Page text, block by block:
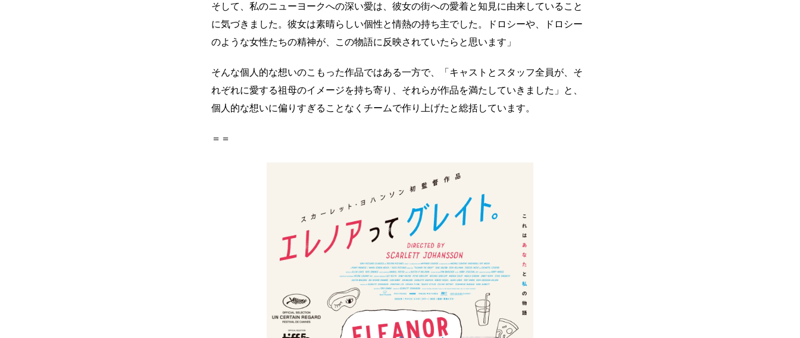
そして、私のニューヨークへの深い愛は、彼⼥の街への愛着と知見に由来していること
に気づきました。彼⼥は素晴らしい個性と情熱の持ち主でした。ドロシーや、ドロシー
のような⼥性たちの精神が、この物語に反映されていたらと思います」
そんな個人的な想いのこもった作品ではある一方で、「キャストとスタッフ全員が、そ
れぞれに愛する祖⺟のイメージを持ち寄り、それらが作品を満たしていきました」と、
個人的な想いに偏りすぎることなくチームで作り上げたと総括しています。
＝＝